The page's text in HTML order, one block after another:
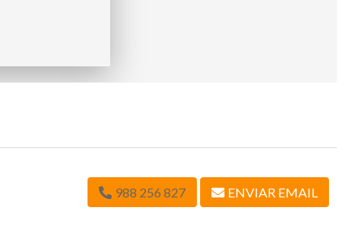
988 256 827 ENVIAR EMAIL